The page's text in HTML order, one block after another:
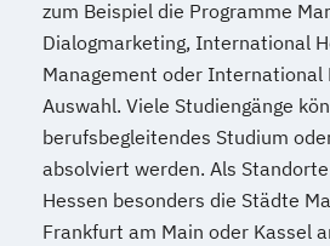
zum Beispiel die Programme
Dialogmarketing, International
Management oder International
Auswahl. Viele Studiengänge
berufsbegleitendes Studium
absolviert werden. Als
Hessen besonders die Städte
Frankfurt am Main oder Kassel